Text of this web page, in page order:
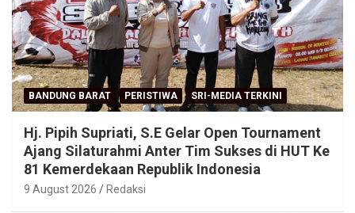
BANDUNG BARAT PERISTIWA SRI-MEDIA TERKINI
Hj. Pipih Supriati, S.E Gelar Open Tournament
Ajang Silaturahmi Anter Tim Sukses di HUT Ke
81 Kemerdekaan Republik Indonesia
9 August 2026 Redaksi